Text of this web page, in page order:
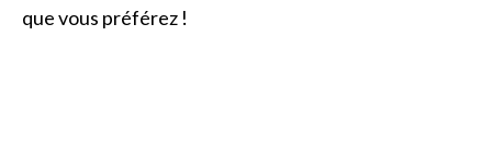
que vous préférez !